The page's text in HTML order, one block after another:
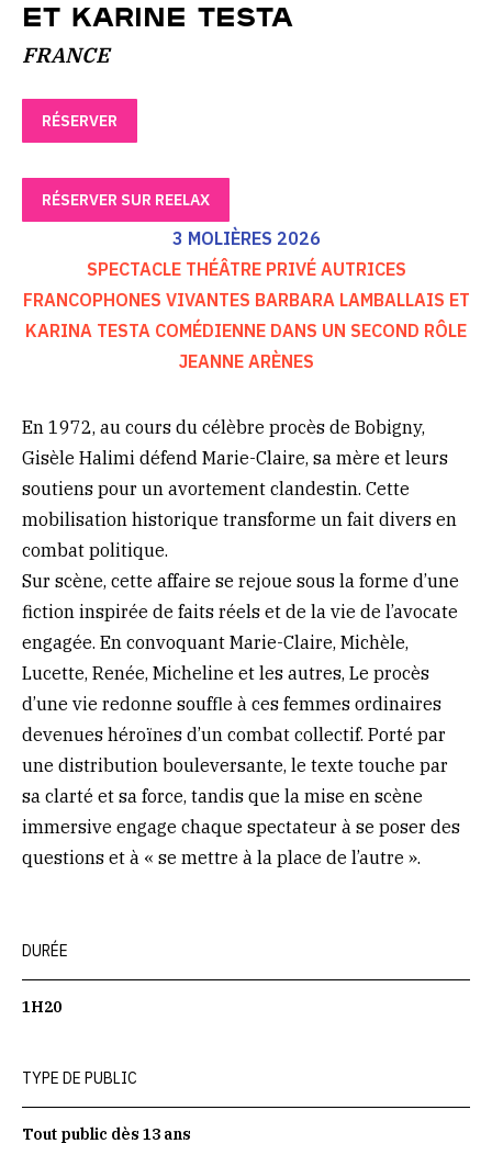
ET KARINE TESTA
FRANCE
RÉSERVER
RÉSERVER SUR REELAX
3 MOLIÈRES 2026
SPECTACLE THÉÂTRE PRIVÉ AUTRICES
FRANCOPHONES VIVANTES BARBARA LAMBALLAIS ET
KARINA TESTA COMÉDIENNE DANS UN SECOND RÔLE
JEANNE ARÈNES
En 1972, au cours du célèbre procès de Bobigny,
Gisèle Halimi défend Marie-Claire, sa mère et leurs
soutiens pour un avortement clandestin. Cette
mobilisation historique transforme un fait divers en
combat politique.
Sur scène, cette affaire se rejoue sous la forme d’une
fiction inspirée de faits réels et de la vie de l’avocate
engagée. En convoquant Marie-Claire, Michèle,
Lucette, Renée, Micheline et les autres, Le procès
d’une vie redonne souffle à ces femmes ordinaires
devenues héroïnes d’un combat collectif. Porté par
une distribution bouleversante, le texte touche par
sa clarté et sa force, tandis que la mise en scène
immersive engage chaque spectateur à se poser des
questions et à « se mettre à la place de l’autre ».
DURÉE
1H20
TYPE DE PUBLIC
Tout public dès 13 ans